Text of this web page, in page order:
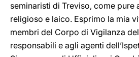
seminaristi di Treviso, come pure
religioso e laico. Esprimo la mia
membri del Corpo di Vigilanza
responsabili e agli agenti